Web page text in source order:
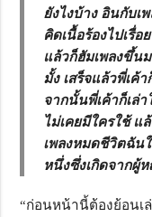
ยังไงบ้าง อินกับเ
คิดเนื้อร้องไปเรื่
แล้วก็ฮัมเพลงขึ้น
มั้ง เสร็จแล้วพี่เค้
จากนั้นพี่เค้าก็เล่
ไม่เคยมีใครใช้ แ
เพลงหมดชีวิตฉัน
หนึ่งซึ่งเกิดจากผู้
“ก่อนหน้านี้ต้องย้อนเ